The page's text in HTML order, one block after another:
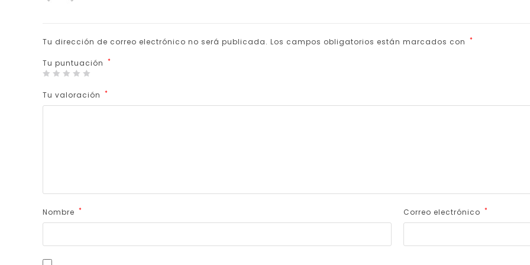
Tu dirección de correo electrónico no será publicada. Los campos obligatorios están marcados con *
Tu puntuación *
Tu valoración *
Nombre * Correo electrónico *